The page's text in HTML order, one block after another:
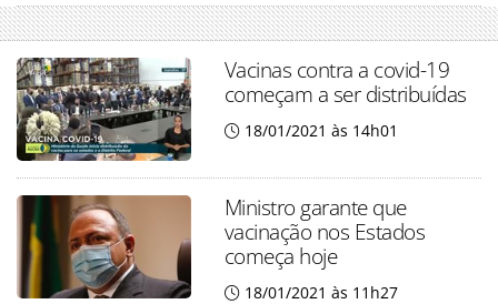
Vacinas contra a covid-19
começam a ser distribuídas
18/01/2021 às 14h01
Ministro garante que
vacinação nos Estados
começa hoje
18/01/2021 às 11h27